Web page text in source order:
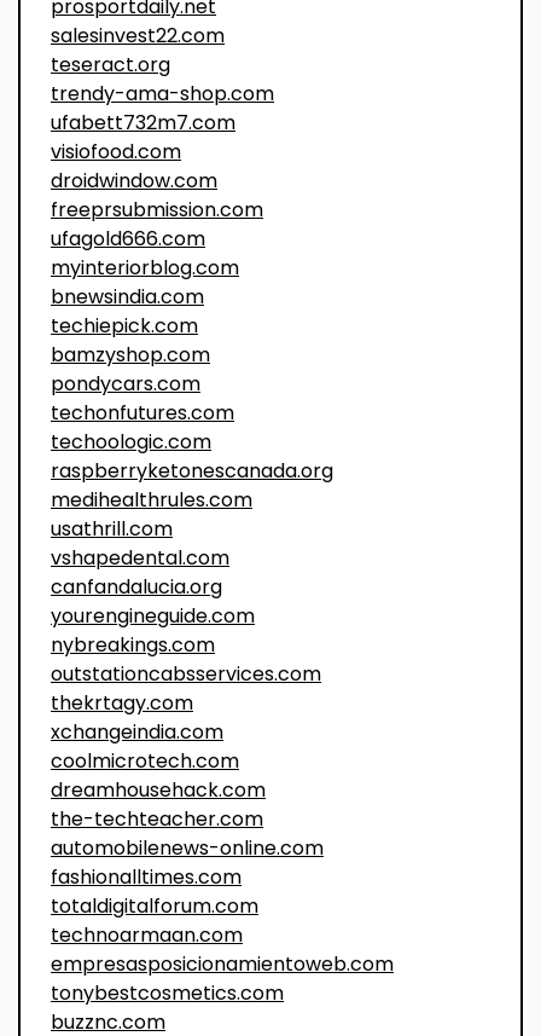
prosportdaily.net
salesinvest22.com
teseract.org
trendy-ama-shop.com
ufabett732m7.com
visiofood.com
droidwindow.com
freeprsubmission.com
ufagold666.com
myinteriorblog.com
bnewsindia.com
techiepick.com
bamzyshop.com
pondycars.com
techonfutures.com
techoologic.com
raspberryketonescanada.org
medihealthrules.com
usathrill.com
vshapedental.com
canfandalucia.org
yourengineguide.com
nybreakings.com
outstationcabsservices.com
thekrtagy.com
xchangeindia.com
coolmicrotech.com
dreamhousehack.com
the-techteacher.com
automobilenews-online.com
fashionalltimes.com
totaldigitalforum.com
technoarmaan.com
empresasposicionamientoweb.com
tonybestcosmetics.com
buzznc.com